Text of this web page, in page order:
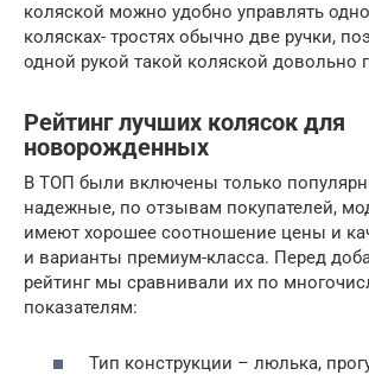
коляской можно удобно управлять
колясках- тростях обычно две ручки,
одной рукой такой коляской довольно
Рейтинг лучших колясок для
новорожденных
В ТОП были включены только
надежные, по отзывам покупателей,
имеют хорошее соотношение цены и
и варианты премиум-класса. Перед
рейтинг мы сравнивали их по
показателям:
Тип конструкции – люлька,